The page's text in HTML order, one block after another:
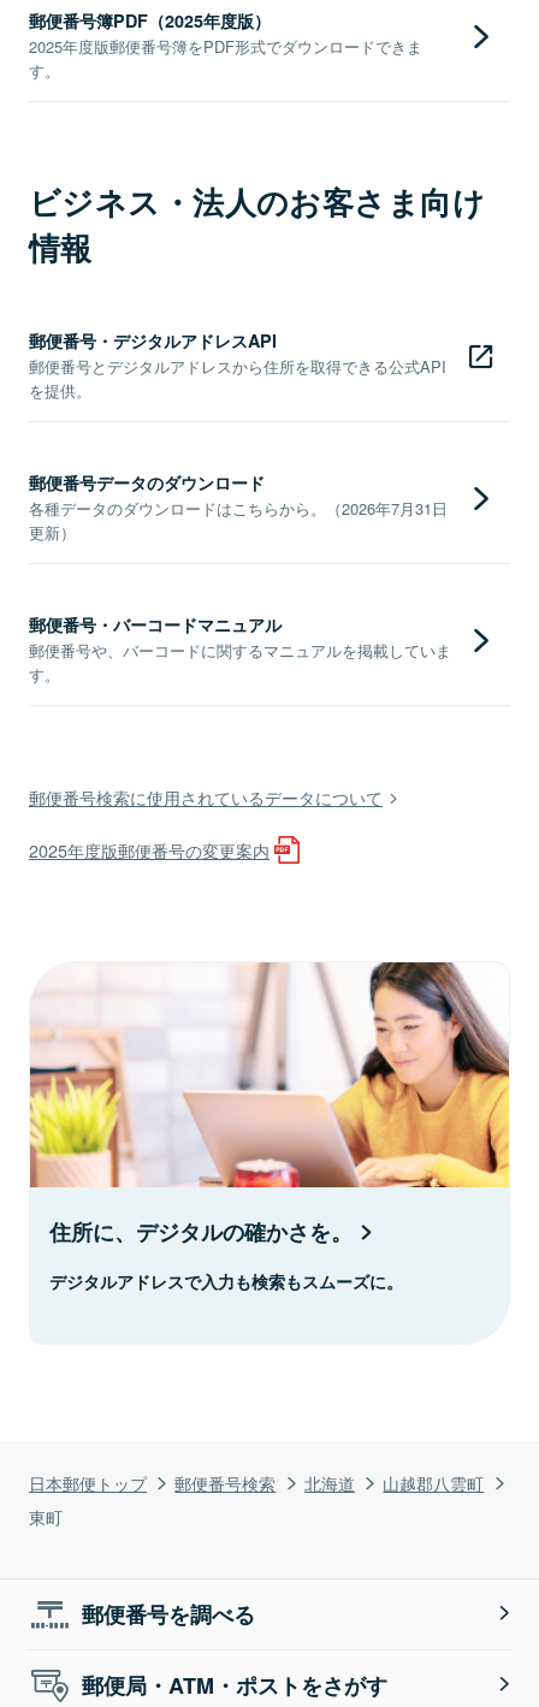
日本郵便トップ 郵便番号検索 北海道
山越郡八雲町
東町
郵便番号簿PDF（2025年度版）
2025年度版郵便番号簿をPDF形式でダウンロードできま
す。
ビジネス・法人のお客さま向け
情報
郵便番号・デジタルアドレスAPI
郵便番号とデジタルアドレスから住所を取得できる公式API
を提供。
郵便番号データのダウンロード
各種データのダウンロードはこちらから。（2026年7月31日
更新）
郵便番号・バーコードマニュアル
郵便番号や、バーコードに関するマニュアルを掲載していま
す。
郵便番号検索に使用されているデータについて
2025年度版郵便番号の変更案内
住所に、デジタルの確かさを。
デジタルアドレスで入力も検索もスムーズに。
郵便番号を調べる
郵便局・ATM・ポストをさがす